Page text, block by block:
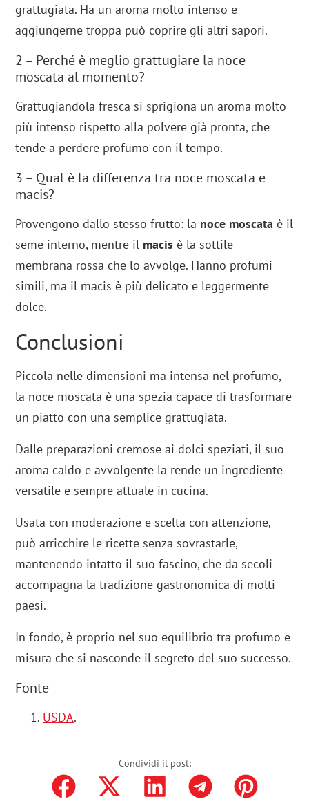
grattugiata. Ha un aroma molto intenso e
aggiungerne troppa può coprire gli altri sapori.
2 – Perché è meglio grattugiare la noce
moscata al momento?
Grattugiandola fresca si sprigiona un aroma molto
più intenso rispetto alla polvere già pronta, che
tende a perdere profumo con il tempo.
3 – Qual è la differenza tra noce moscata e
macis?
Provengono dallo stesso frutto: la noce moscata è il
seme interno, mentre il macis è la sottile
membrana rossa che lo avvolge. Hanno profumi
simili, ma il macis è più delicato e leggermente
dolce.
Conclusioni
Piccola nelle dimensioni ma intensa nel profumo,
la noce moscata è una spezia capace di trasformare
un piatto con una semplice grattugiata.
Dalle preparazioni cremose ai dolci speziati, il suo
aroma caldo e avvolgente la rende un ingrediente
versatile e sempre attuale in cucina.
Usata con moderazione e scelta con attenzione,
può arricchire le ricette senza sovrastarle,
mantenendo intatto il suo fascino, che da secoli
accompagna la tradizione gastronomica di molti
paesi.
In fondo, è proprio nel suo equilibrio tra profumo e
misura che si nasconde il segreto del suo successo.
Fonte
USDA.
Condividi il post: